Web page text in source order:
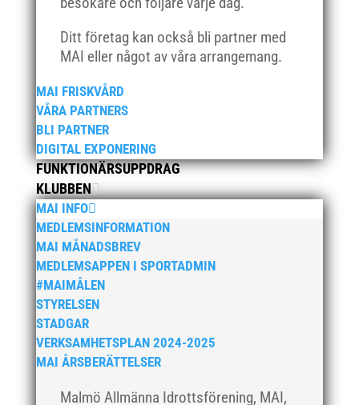
Ditt företag kan också bli partner med
MAI eller något av våra arrangemang.
MAI FRISKVÅRD
VÅRA PARTNERS
BLI PARTNER
DIGITAL EXPONERING
FUNKTIONÄRSUPPDRAG
KLUBBEN
MAI INFO
MEDLEMSINFORMATION
MAI MÅNADSBREV
MEDLEMSAPPEN I SPORTADMIN
#MAIMÅLEN
STYRELSEN
STADGAR
VERKSAMHETSPLAN 2024-2025
MAI ÅRSBERÄTTELSER
Malmö Allmänna Idrottsförening, MAI,
augusti 2020
juni 2020
april 2020
mars 2020
februari 2020
januari 2020
november 2019
oktober 2019
september 2019
augusti 2019
juli 2019
juni 2019
maj 2019
april 2019
februari 2019